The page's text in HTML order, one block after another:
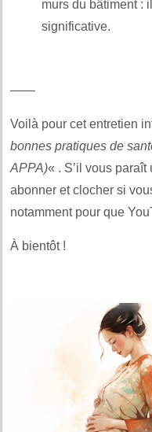
murs du bâtiment :
significative.
——
Voilà pour cet entretien
bonnes pratiques de
APPA)« . S’il vous
abonner et clocher si
notamment pour que
À bientôt !